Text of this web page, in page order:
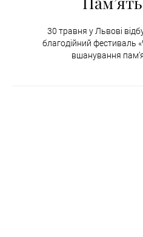
30 травня у Львові
благодійний фестиваль
вшанування